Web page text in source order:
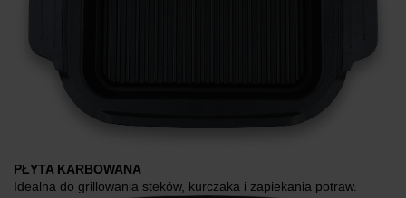
PŁYTA KARBOWANA
Idealna do grillowania steków, kurczaka i zapiekania potraw.